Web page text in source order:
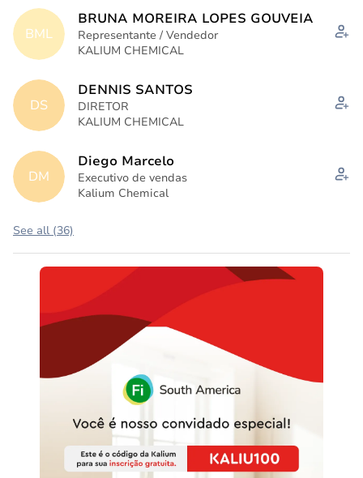
BML
BRUNA MOREIRA LOPES GOUVEIA
Representante / Vendedor
KALIUM CHEMICAL
DS
DENNIS SANTOS
DIRETOR
KALIUM CHEMICAL
DM
Diego Marcelo
Executivo de vendas
Kalium Chemical
See all (36)